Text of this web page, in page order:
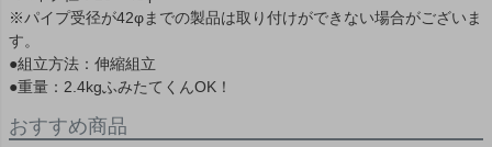
※パイプ受径が42φまでの製品は取り付けができない場合がございま
す。
●組立方法：伸縮組立
●重量：2.4kgふみたてくんOK！
おすすめ商品